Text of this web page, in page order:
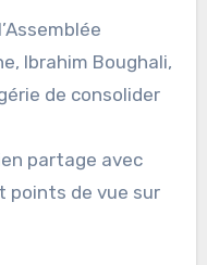
Ibrahim Boughali,
de consolider
partage avec
points de vue sur